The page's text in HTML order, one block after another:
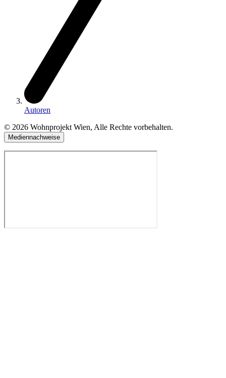
Autoren
© 2026 Wohnprojekt Wien, Alle Rechte vorbehalten.
Mediennachweise